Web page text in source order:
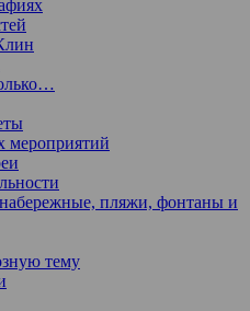
мероприятий
пляжи, фонтаны и
тему